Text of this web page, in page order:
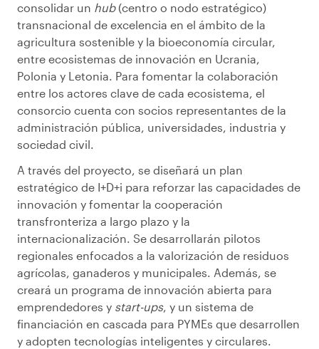
consolidar un hub(centro o nodo estratégico)
transnacional de excelencia en el ámbito de la
agricultura sostenible y la bioeconomía circular,
entre ecosistemas de innovación en Ucrania,
Polonia y Letonia. Para fomentar la colaboración
entre los actores clave de cada ecosistema, el
consorcio cuenta con socios representantes de la
administración pública, universidades, industria y
sociedad civil.
A través del proyecto, se diseñará un plan
estratégico de I+D+i para reforzar las capacidades de
innovación y fomentar la cooperación
transfronteriza a largo plazo y la
internacionalización. Se desarrollarán pilotos
regionales enfocados a la valorización de residuos
agrícolas, ganaderos y municipales. Además, se
creará un programa de innovación abierta para
emprendedores y start-ups, y un sistema de
financiación en cascada para PYMEs que desarrollen
y adopten tecnologías inteligentes y circulares.